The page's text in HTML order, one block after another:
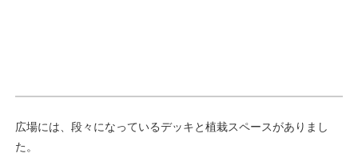
広場には、段々になっているデッキと植栽スペースがありまし
た。